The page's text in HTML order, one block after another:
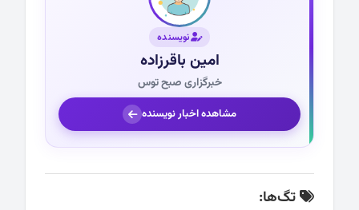
نویسنده
امین باقرزاده
خبرگزاری صبح توس
مشاهده اخبار نویسنده
تگ‌ها: